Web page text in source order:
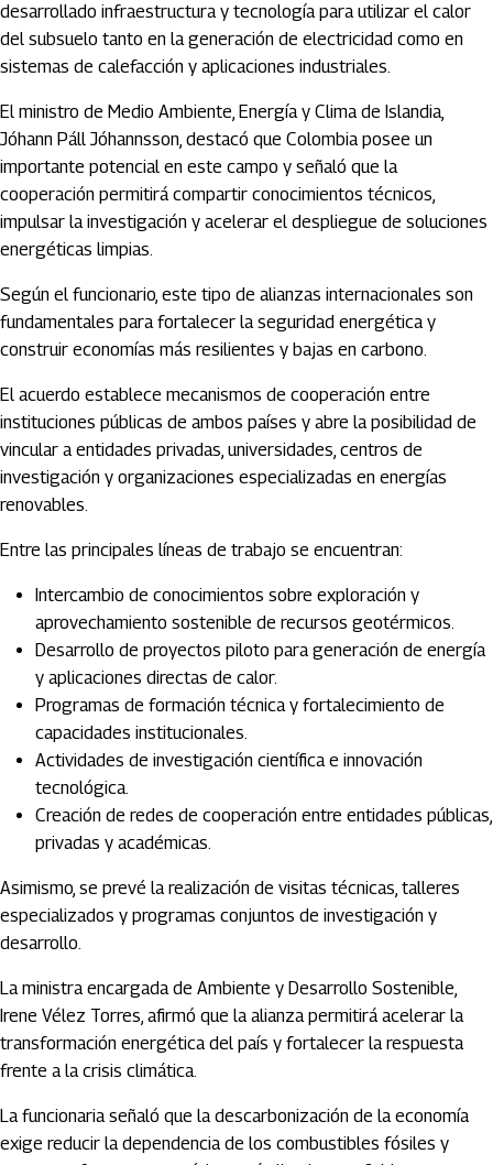
desarrollado infraestructura y tecnología para utilizar el calor
del subsuelo tanto en la generación de electricidad como en
sistemas de calefacción y aplicaciones industriales.
El ministro de Medio Ambiente, Energía y Clima de Islandia,
Jóhann Páll Jóhannsson, destacó que Colombia posee un
importante potencial en este campo y señaló que la
cooperación permitirá compartir conocimientos técnicos,
impulsar la investigación y acelerar el despliegue de soluciones
energéticas limpias.
Según el funcionario, este tipo de alianzas internacionales son
fundamentales para fortalecer la seguridad energética y
construir economías más resilientes y bajas en carbono.
El acuerdo establece mecanismos de cooperación entre
instituciones públicas de ambos países y abre la posibilidad de
vincular a entidades privadas, universidades, centros de
investigación y organizaciones especializadas en energías
renovables.
Entre las principales líneas de trabajo se encuentran:
Intercambio de conocimientos sobre exploración y
aprovechamiento sostenible de recursos geotérmicos.
Desarrollo de proyectos piloto para generación de energía
y aplicaciones directas de calor.
Programas de formación técnica y fortalecimiento de
capacidades institucionales.
Actividades de investigación científica e innovación
tecnológica.
Creación de redes de cooperación entre entidades públicas,
privadas y académicas.
Asimismo, se prevé la realización de visitas técnicas, talleres
especializados y programas conjuntos de investigación y
desarrollo.
La ministra encargada de Ambiente y Desarrollo Sostenible,
Irene Vélez Torres, afirmó que la alianza permitirá acelerar la
transformación energética del país y fortalecer la respuesta
frente a la crisis climática.
La funcionaria señaló que la descarbonización de la economía
exige reducir la dependencia de los combustibles fósiles y